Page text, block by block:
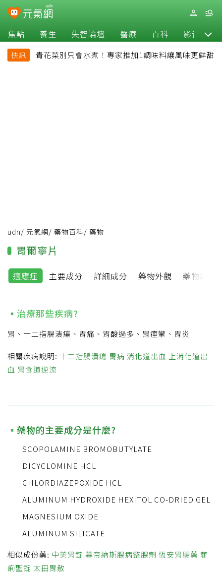
焦點 養生 失智論壇 醫療 百科 影音
快訊 青花菜別只會水煮！專家推加1調味料讓風味更鮮甜
udn/ 元氣網/ 藥物百科/ 藥物
胃爾寧片
適應症 主要成分 詳細成分 藥物外觀 藥物類別
治療那些疾病?
胃、十二指腸潰瘍、胃痛、胃酸過多、胃痙攣、胃炎
相關疾病說明: 十二指腸潰瘍 胃病 消化道出血 上消化道出
血 胃食道逆流
藥物的主要成分是什麼?
SCOPOLAMINE BROMOBUTYLATE
DICYCLOMINE HCL
CHLORDIAZEPOXIDE HCL
ALUMINUM HYDROXIDE HEXITOL CO-DRIED GEL
MAGNESIUM OXIDE
ALUMINUM SILICATE
相似成份藥: 中美胃錠 暮帝納斯腸病整腸劑 恆安胃腸藥 薪
痢聖錠 太田胃散